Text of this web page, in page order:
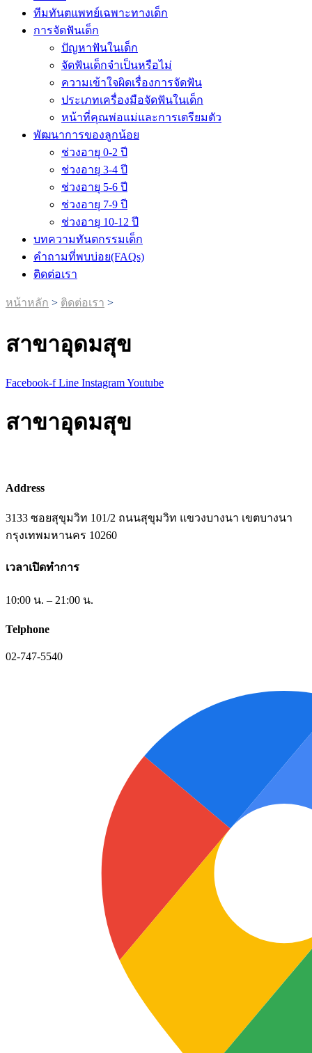
ทีมทันตแพทย์เฉพาะทางเด็ก
การจัดฟันเด็ก
ปัญหาฟันในเด็ก
จัดฟันเด็กจำเป็นหรือไม่
ความเข้าใจผิดเรื่องการจัดฟัน
ประเภทเครื่องมือจัดฟันในเด็ก
หน้าที่คุณพ่อแม่และการเตรียมตัว
พัฒนาการของลูกน้อย
ช่วงอายุ 0-2 ปี
ช่วงอายุ 3-4 ปี
ช่วงอายุ 5-6 ปี
ช่วงอายุ 7-9 ปี
ช่วงอายุ 10-12 ปี
บทความทันตกรรมเด็ก
คำถามที่พบบ่อย(FAQs)
ติดต่อเรา
หน้าหลัก > ติดต่อเรา >
สาขาอุดมสุข
Facebook-f Line InstagramYoutube
สาขาอุดมสุข
Address
3133 ซอยสุขุมวิท 101/2 ถนนสุขุมวิท แขวงบางนา เขตบางนา
กรุงเทพมหานคร 10260
เวลาเปิดทำการ
10:00 น. – 21:00 น.
Telphone
02-747-5540